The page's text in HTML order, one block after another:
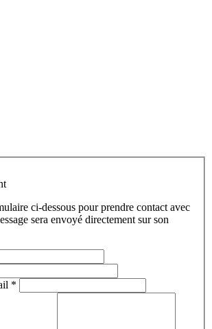
ci-dessous pour prendre contact avec
sera envoyé directement sur son
*